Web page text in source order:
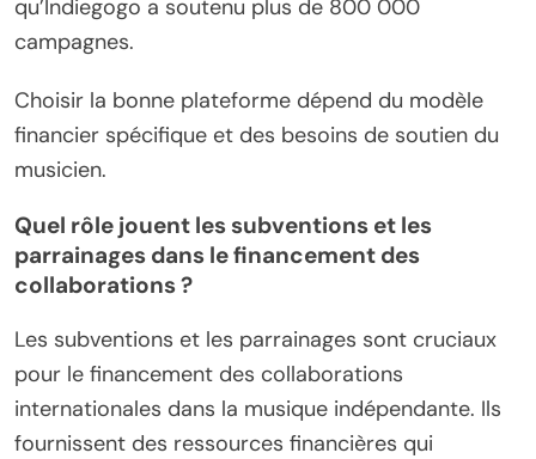
qu’Indiegogo a soutenu plus de 800 000
campagnes.
Choisir la bonne plateforme dépend du modèle
financier spécifique et des besoins de soutien du
musicien.
Quel rôle jouent les subventions et les
parrainages dans le financement des
collaborations ?
Les subventions et les parrainages sont cruciaux
pour le financement des collaborations
internationales dans la musique indépendante. Ils
fournissent des ressources financières qui